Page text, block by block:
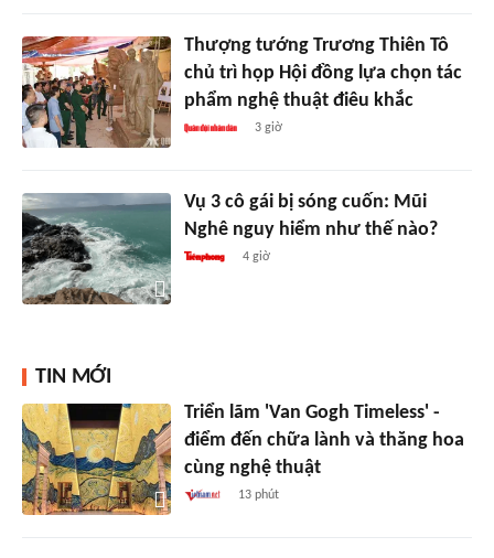
Thượng tướng Trương Thiên Tô
chủ trì họp Hội đồng lựa chọn tác
phẩm nghệ thuật điêu khắc
3 giờ
Vụ 3 cô gái bị sóng cuốn: Mũi
Nghê nguy hiểm như thế nào?
4 giờ
TIN MỚI
Triển lãm 'Van Gogh Timeless' -
điểm đến chữa lành và thăng hoa
cùng nghệ thuật
13 phút